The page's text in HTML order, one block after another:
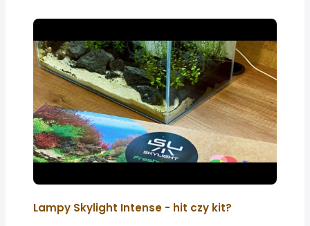
Lampy Skylight Intense - hit czy kit?